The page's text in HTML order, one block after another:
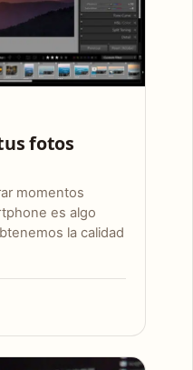
fotos
momentos
es algo
la calidad